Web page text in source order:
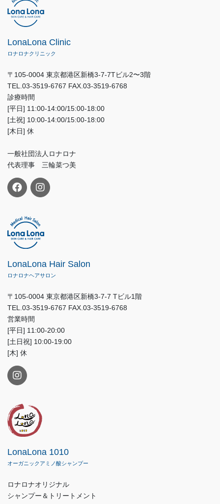
LonaLona Clinic
ロナロナクリニック
〒105-0004 東京都港区新橋3-7-7Tビル2〜3階
TEL.03-3519-6767 FAX.03-3519-6768
診療時間
[平日] 11:00-14:00/15:00-18:00
[土祝] 10:00-14:00/15:00-18:00
[木日] 休
一般社団法人ロナロナ
代表理事 三輪菜つ美
LonaLona Hair Salon
ロナロナヘアサロン
〒105-0004 東京都港区新橋3-7-7 Tビル1階
TEL.03-3519-6767 FAX.03-3519-6768
営業時間
[平日] 11:00-20:00
[土日祝] 10:00-19:00
[木] 休
LonaLona 1010
オーガニックアミノ酸シャンプー
ロナロナオリジナル
シャンプー＆トリートメント